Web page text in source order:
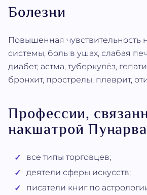
Болезни
Повышенная чувствительность
системы, боль в ушах, слабая
диабет, астма, туберкулёз,
бронхит, прострелы, плеврит,
Профессии,
накшатрой
все типы торговцев;
деятели сферы искусств;
писатели книг по